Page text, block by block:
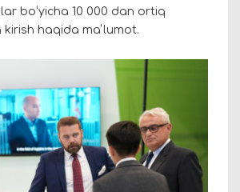
boʻyicha 10 000 dan ortiq
haqida maʼlumot.